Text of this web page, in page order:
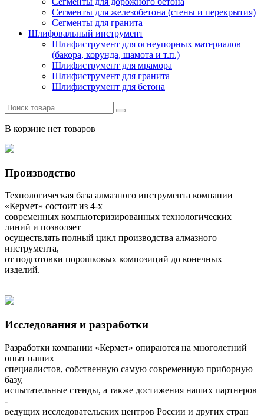
Сегменты для железобетона (стены и перекрытия)
Сегменты для гранита
Шлифовальный инструмент
Шлифиструмент для огнеупорных материалов
(бакора, корунда, шамота и т.п.)
Шлифиструмент для мрамора
Шлифиструмент для гранита
Шлифиструмент для бетона
В корзине нет товаров
Производство
Технологическая база алмазного инструмента компании
«Кермет» состоит из 4-х
современных компьютеризированных технологических
линий и позволяет
осуществлять полный цикл производства алмазного
инструмента,
от подготовки порошковых композиций до конечных
изделий.
Исследования и разработки
Разработки компании «Кермет» опираются на многолетний
опыт наших
специалистов, собственную самую современную приборную
базу,
испытательные стенды, а также достижения наших партнеров
-
ведущих исследовательских центров России и других стран